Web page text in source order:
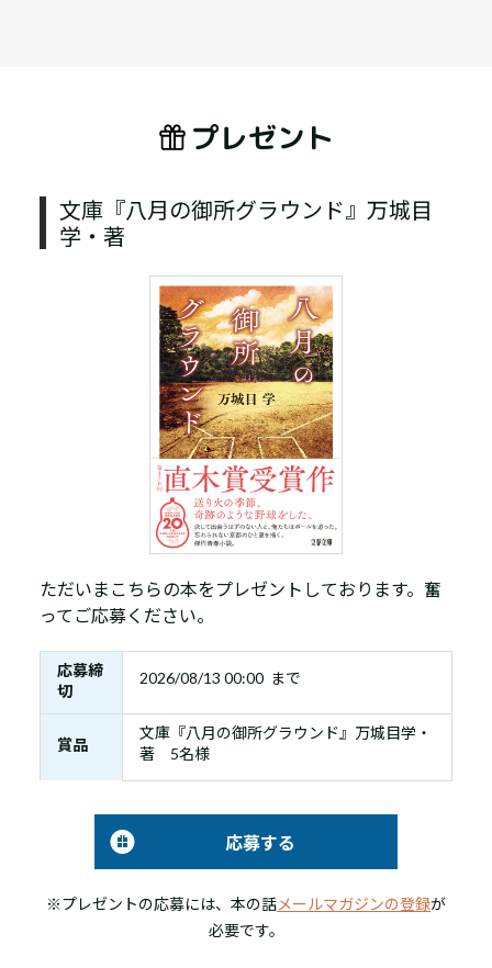
プレゼント
文庫『八月の御所グラウンド』万城目
学・著
ただいまこちらの本をプレゼントしております。奮
ってご応募ください。
応募締
切
2026/08/13 00:00 まで
賞品
文庫『八月の御所グラウンド』万城目学・
著 5名様
応募する
※プレゼントの応募には、本の話メールマガジンの登録が
必要です。